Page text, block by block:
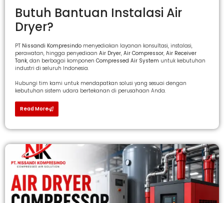
Butuh Bantuan Instalasi Air
Dryer?
PT Nissandi Kompresindo menyediakan layanan konsultasi, instalasi,
perawatan, hingga penyediaan Air Dryer, Air Compressor, Air Receiver
Tank, dan berbagai komponen Compressed Air System untuk kebutuhan
industri di seluruh Indonesia.
Hubungi tim kami untuk mendapatkan solusi yang sesuai dengan
kebutuhan sistem udara bertekanan di perusahaan Anda.
Read More